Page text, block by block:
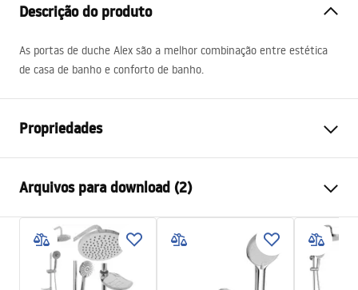
Descrição do produto
As portas de duche Alex são a melhor combinação entre estética
de casa de banho e conforto de banho.
Propriedades
Tamanho da porta
100
Espessura do vidro
4 milímetros
A altura da porta do chuveiro
190
Material do perfil
Arquivos para download (2)
Instrukcja montażu
NOWA_Instrukcja_monta__u_Drzwi_ALEX.pdf